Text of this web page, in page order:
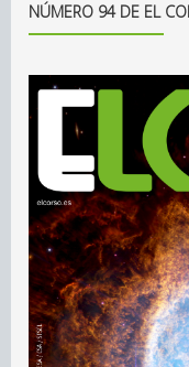
NÚMERO 94 DE EL